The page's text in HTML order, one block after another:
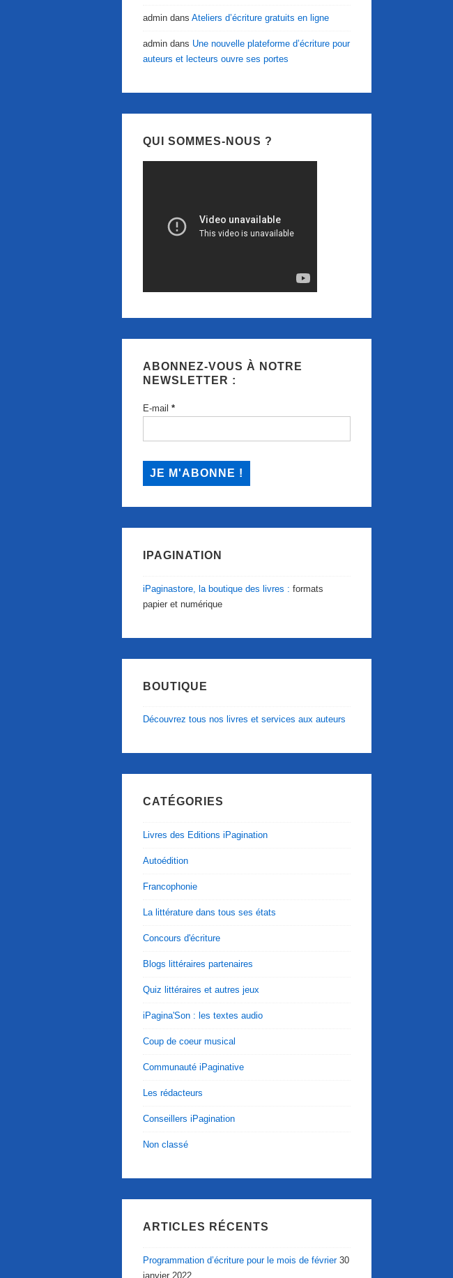
admin dansAteliers d’écriture gratuits en ligne
admin dans Une nouvelle plateforme d’écriture pour
auteurs et lecteurs ouvre ses portes
QUI SOMMES-NOUS ?
ABONNEZ-VOUS À NOTRE
NEWSLETTER :
E-mail*
IPAGINATION
iPaginastore, la boutique des livres : formats
papier et numérique
BOUTIQUE
Découvrez tous nos livres et services aux auteurs
CATÉGORIES
Livres des Editions iPagination
Autoédition
Francophonie
La littérature dans tous ses états
Concours d'écriture
Blogs littéraires partenaires
Quiz littéraires et autres jeux
iPagina'Son : les textes audio
Coup de coeur musical
Communauté iPaginative
Les rédacteurs
Conseillers iPagination
Non classé
ARTICLES RÉCENTS
Programmation d’écriture pour le mois de février 30
janvier 2022